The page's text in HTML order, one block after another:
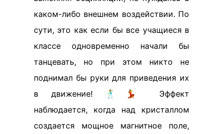
каком-либо внешнем воздействии. По
сути, это как если бы все учащиеся в
классе одновременно начали бы
танцевать, но при этом никто не
поднимал бы руки для приведения их
в движение! 🕺💃 Эффект
наблюдается, когда над кристаллом
создается мощное магнитное поле,